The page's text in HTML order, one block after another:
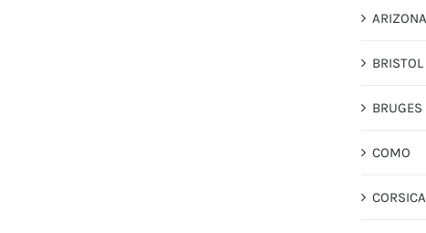
ARIZONA
BRISTOL
BRUGES
COMO
CORSICA